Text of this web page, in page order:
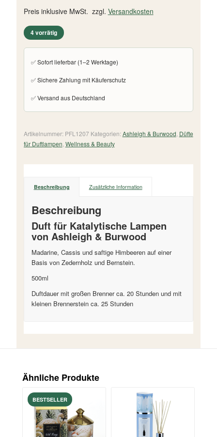
Preis inklusive MwSt. zzgl. Versandkosten
4 vorrätig
✅ Sofort lieferbar (1–2 Werktage)
✅ Sichere Zahlung mit Käuferschutz
✅ Versand aus Deutschland
Artikelnummer: PFL1207 Kategorien:Ashleigh & Burwood Düfte
für Duftlampen Wellness & Beauty
Beschreibung Zusätzliche Information
Beschreibung
Duft für Katalytische Lampen
von Ashleigh & Burwood
Madarine, Cassis und saftige Himbeeren auf einer
Basis von Zedernholz und Bernstein.
500ml
Duftdauer mit großen Brenner ca. 20 Stunden und mit
kleinen Brennerstein ca. 25 Stunden
Ähnliche Produkte